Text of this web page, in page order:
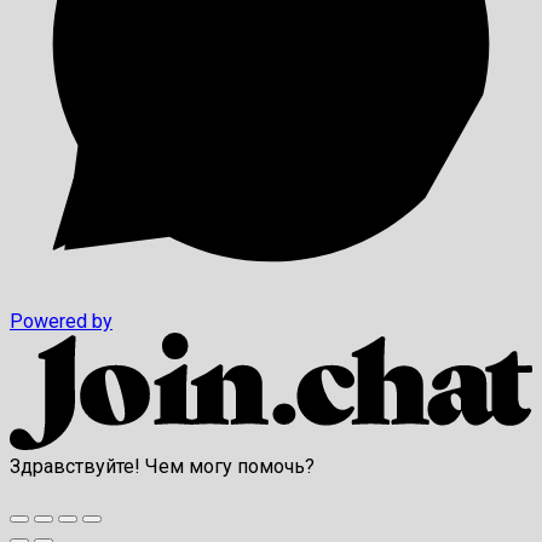
Powered by
Здравствуйте! Чем могу помочь?